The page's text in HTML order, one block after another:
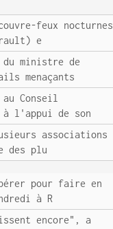
feux nocturnes
e
ministre de
menaçants
Conseil
l'appui de son
associations
des plu
pour faire en
à R
encore", a